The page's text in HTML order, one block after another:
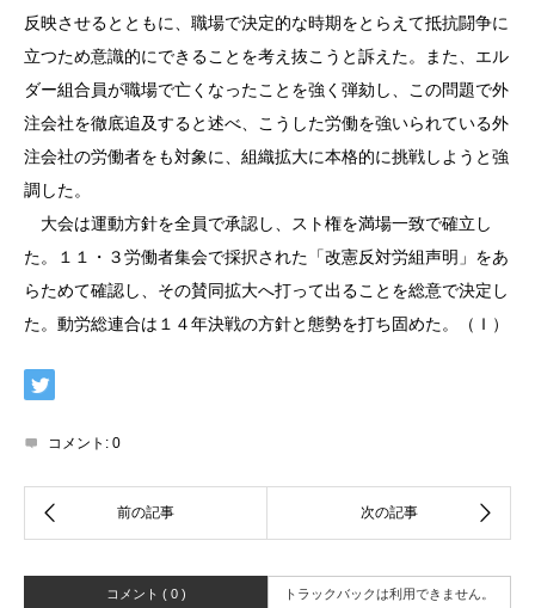
反映させるとともに、職場で決定的な時期をとらえて抵抗闘争に
立つため意識的にできることを考え抜こうと訴えた。また、エル
ダー組合員が職場で亡くなったことを強く弾劾し、この問題で外
注会社を徹底追及すると述べ、こうした労働を強いられている外
注会社の労働者をも対象に、組織拡大に本格的に挑戦しようと強
調した。
大会は運動方針を全員で承認し、スト権を満場一致で確立し
た。１１・３労働者集会で採択された「改憲反対労組声明」をあ
らためて確認し、その賛同拡大へ打って出ることを総意で決定し
た。動労総連合は１４年決戦の方針と態勢を打ち固めた。（Ｉ）
コメント: 0
コメント ( 0 ) トラックバックは利用できません。